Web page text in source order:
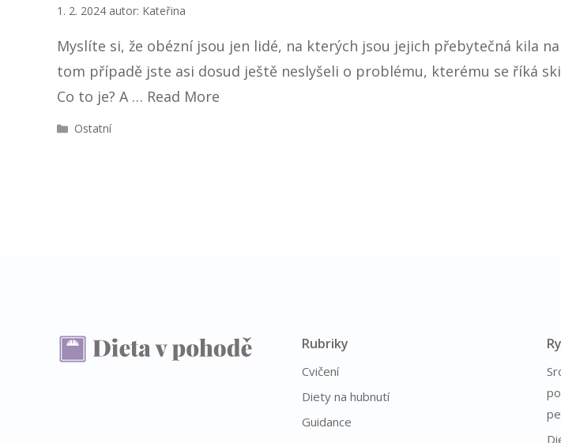
1. 2. 2024 autor: Kateřina
Myslíte si, že obézní jsou jen lidé, na kterých jsou jejich přebytečná kila
tom případě jste asi dosud ještě neslyšeli o problému, kterému se říká
Co to je? A … Read More
R
Ostatní
Rubriky
Cvičení
Diety na hubnutí
Guidance